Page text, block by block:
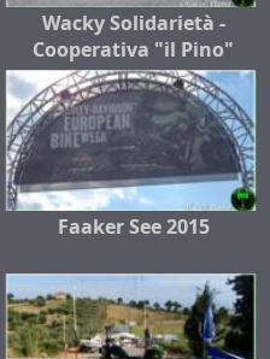
Wacky Solidarietà -
Cooperativa "il Pino"
Faaker See 2015